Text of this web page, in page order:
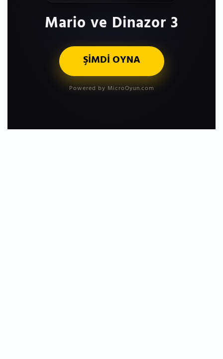
Mario ve Dinazor 3
ŞİMDİ OYNA
Powered by MicroOyun.com